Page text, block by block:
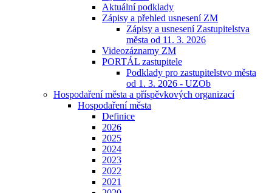
Aktuální podklady
Zápisy a přehled usnesení ZM
Zápisy a usnesení Zastupitelstva
města od 11. 3. 2026
Videozáznamy ZM
PORTÁL zastupitele
Podklady pro zastupitelstvo města
od 1. 3. 2026 - UZOb
Hospodaření města a příspěvkových organizací
Hospodaření města
Definice
2026
2025
2024
2023
2022
2021